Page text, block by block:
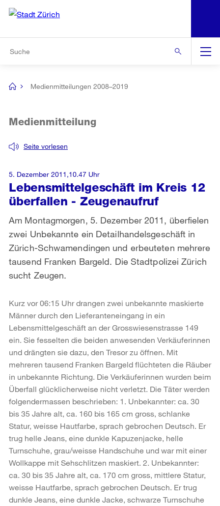
Navigation
[no
Medienmitteilungen 2008–2019
Lebensmittelgeschäft im Kreis 12
überfallen - Zeugenaufruf
Seite vorlesen
Medienmitteilung
Am Montagmorgen, 5. Dezember 2011, überfielen
zwei Unbekannte ein Detailhandelsgeschäft in
Zürich-Schwamendingen und erbeuteten mehrere
tausend Franken Bargeld. Die Stadtpolizei Zürich
sucht Zeugen.
5. Dezember 2011,10.47 Uhr
Kurz vor 06:15 Uhr drangen zwei unbekannte maskierte
Männer durch den Lieferanteneingang in ein
Lebensmittelgeschäft an der Grosswiesenstrasse 149
ein. Sie fesselten die beiden anwesenden Verkäuferinnen
und drängten sie dazu, den Tresor zu öffnen. Mit
mehreren tausend Franken Bargeld flüchteten die Räuber
in unbekannte Richtung. Die Verkäuferinnen wurden beim
Überfall glücklicherweise nicht verletzt. Die Täter werden
folgendermassen beschrieben: 1. Unbekannter: ca. 30
bis 35 Jahre alt, ca. 160 bis 165 cm gross, schlanke
Statur, weisse Hautfarbe, sprach gebrochen Deutsch. Er
trug helle Jeans, eine dunkle Kapuzenjacke, helle
Turnschuhe, grau/weisse Handschuhe und war mit einer
Wollkappe mit Sehschlitzen maskiert. 2. Unbekannter:
ca. 30 bis 35 Jahre alt, ca. 170 cm gross, mittlere Statur,
weisse Hautfarbe, sprach gebrochen Deutsch. Er trug
dunkle Jeans, eine dunkle Jacke, schwarze Turnschuhe